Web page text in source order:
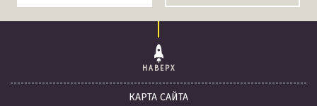
НАВЕРХ
КАРТА САЙТА